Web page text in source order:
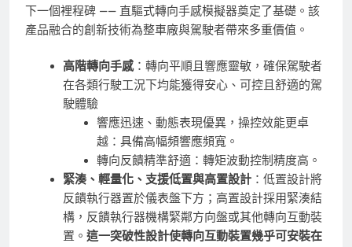
下一個裡程碑 —— 直驅式轉向手感模擬器奠定了基礎。該
產品融合的創新技術為整車廠與駕駛者帶來多重價值。
高階轉向手感：轉向平順且響應靈敏，確保駕駛者
在各類行駛工況下均能獲得安心、可控且舒適的駕
駛體驗
響應迅速、動態表現優異，操控效能更卓
越：具備高幅頻響應頻寬。
轉向反饋精準舒適：轉矩波動控制精度高。
緊湊、輕量化、支援低置與高置設計：低置設計將
反饋執行器置於儀表盤下方；高置設計採用緊湊結
構，反饋執行器機構緊鄰方向盤或其他轉向互動裝
置。 這一突破性設計使轉向互動裝置幾乎可安裝在